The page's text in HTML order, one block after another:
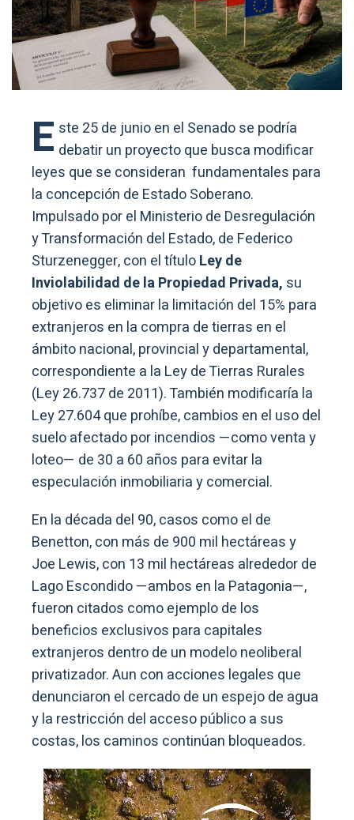
E ste 25 de junio en el Senado se podría
debatir un proyecto que busca modificar
leyes que se consideran fundamentales para
la concepción de Estado Soberano.
Impulsado por el Ministerio de Desregulación
y Transformación del Estado, de Federico
Sturzenegger, con el títuloLey de
Inviolabilidad de la Propiedad Privada, su
objetivo es eliminar la limitación del 15% para
extranjeros en la compra de tierras en el
ámbito nacional, provincial y departamental,
correspondiente a la Ley de Tierras Rurales
(Ley 26.737 de 2011). También modificaría la
Ley 27.604 que prohíbe, cambios en el uso del
suelo afectado por incendios —como venta y
loteo— de 30 a 60 años para evitar la
especulación inmobiliaria y comercial.
En la década del 90, casos como el de
Benetton, con más de 900 mil hectáreas y
Joe Lewis, con 13 mil hectáreas alrededor de
Lago Escondido —ambos en la Patagonia—,
fueron citados como ejemplo de los
beneficios exclusivos para capitales
extranjeros dentro de un modelo neoliberal
privatizador. Aun con acciones legales que
denunciaron el cercado de un espejo de agua
y la restricción del acceso público a sus
costas, los caminos continúan bloqueados.